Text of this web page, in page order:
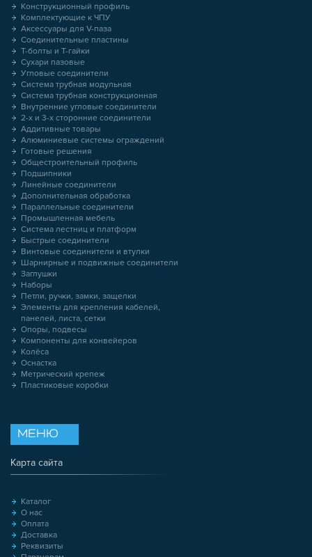
Конструкционный профиль
Комплектующие к ЧПУ
Аксессуары для V-паза
Соединительные пластины
Т-болты и Т-гайки
Сухари пазовые
Угловые соединители
Система трубная модульная
Система трубная конструкционная
Внутренние угловые соединители
2-х и 3-х сторонние соединители
Аддитивные товары
Алюминиевые системы ограждений
Готовые решения
Общестроительный профиль
Подшипники
Линейные соединители
Дополнительная обработка
Параллельные соединители
Промышленная мебель
Система лестниц и платформ
Быстрые соединители
Винтовые соединители и втулки
Шарнирные и подвижные соединители
Заглушки
Наборы
Петли, ручки, замки, защелки
Элементы для крепления кабелей,
панелей, листа, сетки
Опоры, подвесы
Компоненты для конвейеров
Колёса
Оснастка
Метрический крепеж
Пластиковые коробки
МЕНЮ
Карта сайта
Каталог
О нас
Оплата
Доставка
Реквизиты